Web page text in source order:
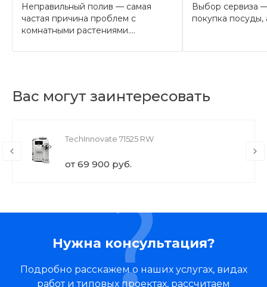
Неправильный полив — самая
частая причина проблем с
комнатными растениями....
Выбор сервиза
покупка посуды,
Вас могут заинтересовать
TechInnovate 71525 RW
от 69 900 руб.
Нужна консультация?
Подробно расскажем о наших услугах, видах
работ и типовых проектах, рассчитаем